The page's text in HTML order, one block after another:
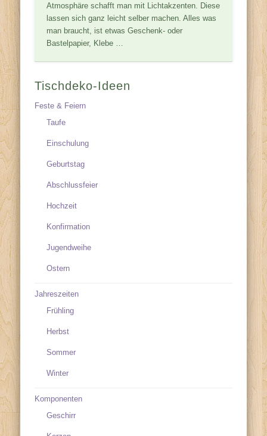
Atmosphäre schafft man mit Lichtakzenten. Diese
lassen sich ganz leicht selber machen. Alles was
man braucht, ist etwas Geschenk- oder
Bastelpapier, Klebe …
Tischdeko-Ideen
Feste & Feiern
Taufe
Einschulung
Geburtstag
Abschlussfeier
Hochzeit
Konfirmation
Jugendweihe
Ostern
Jahreszeiten
Frühling
Herbst
Sommer
Winter
Komponenten
Geschirr